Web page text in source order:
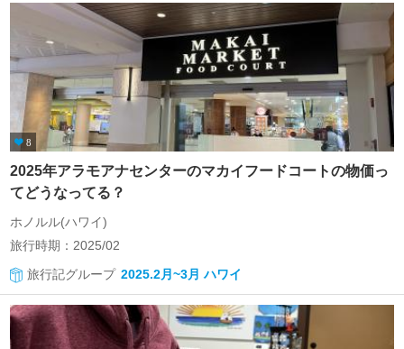
8
2025年アラモアナセンターのマカイフードコートの物価っ
てどうなってる？
ホノルル(ハワイ)
旅行時期：2025/02
旅行記グループ 2025.2月~3月 ハワイ